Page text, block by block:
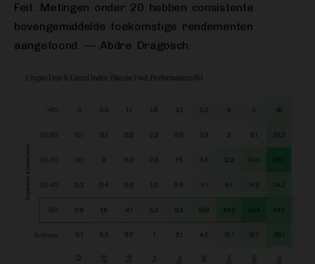
Feit: Metingen onder 20 hebben consistente
bovengemiddelde toekomstige rendementen
aangetoond. — Abdre Dragosch